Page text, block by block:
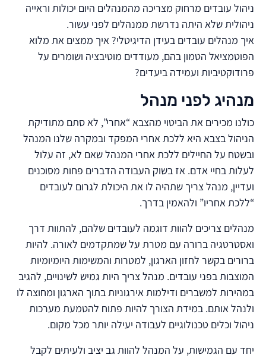
ניהול עובדים מרחוק מצריכה מהמנהלים היום יכולות וראייה
ניהולית שלא היתה נדרשת ממנהלים לפני עשור.
איך מנהלים עובדים בעידן הדיגיטלי? איך ממצים את מלוא
הפוטמציאל הטמון בהם, מעודדים מוטיבציה ושומרים על
פרודוקטיביות ועמידה ביעדים?
מנהיג לפני מנהל
כולנו מכירים את הביטוי מהצבא “אחרי”, לא סתם מתודיקת
הניהול בצבא היא ללכת אחרי המפקד ובמקרה שלנו המנהל
ובשטח על החיילים ללכת אחרי המנהל שאם לא, זה עלול
לעלות בחיי אדם. אז בשוק העבודה הדברים פחות מסוכנים
ועדיין, מנהל צריך שתהיה לו את היכולת לגרום לעובדים
“ללכת אחריו” ולהאמין בדרך.
מנהלים צריכים להוות דוגמה לעובדים שלהם, להתוות דרך
ואסטרטגיה ברורה עם מטרת על שמתקדמים לאורה. להיות
ברורים בקשר לחזון הארגון, למטרות והמשימות היומיומיות
המוצבות בפני עובדים. מנהל צריך היות גמיש לשינויים, להגיב
במהירות למשברים ודילמות אירגוניות בתוך הארגון ומחוצה לו
ולנהל אותם. במידת הצורך להיות פתוח להטמעת מערכות
ניהול וכלים טכנולוגיים לעבודה יעילה יותר מכל מקום.
יחד עם הגמישות, על המנהל להוות גב יציב ולעיתים לקבל